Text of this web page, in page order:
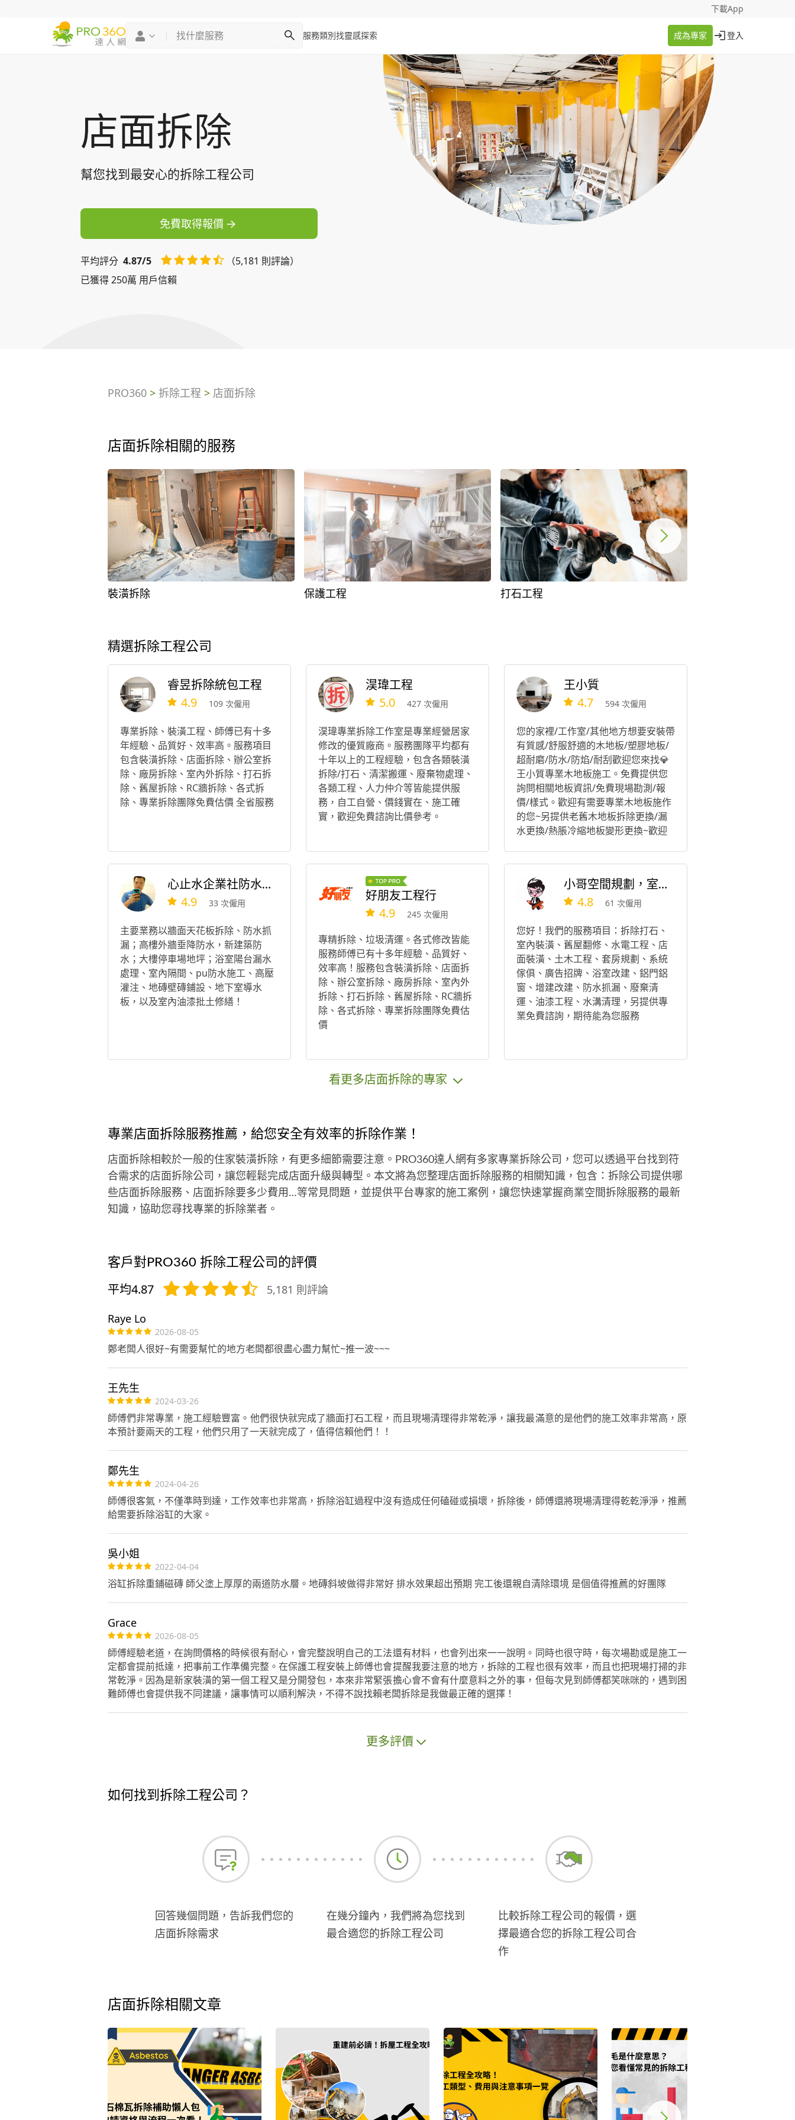
下載App
服務類別找靈感探索 成為專家 登入
成為專家
登入
店面拆除
幫您找到最安心的拆除工程公司
免費取得報價
平均評分 4.87/5
（5,181 則評論）
已獲得 250萬 用戶信賴
PRO360> 拆除工程 > 店面拆除
店面拆除相關的服務
裝潢拆除 保護工程 打石工程
精選拆除工程公司
睿昱拆除統包工程
4.9 109 次僱用
專業拆除、裝潢工程、師傅已有十多
年經驗、品質好、效率高。服務項目
包含裝潢拆除、店面拆除、辦公室拆
除、廠房拆除、室內外拆除、打石拆
除、舊屋拆除、RC牆拆除、各式拆
除、專業拆除團隊免費估價 全省服務
淏瑋工程
5.0 427 次僱用
淏瑋專業拆除工作室是專業經營居家
修改的優質廠商。服務團隊平均都有
十年以上的工程經驗，包含各類裝潢
拆除/打石、清潔搬運、廢棄物處理、
各類工程、人力仲介等皆能提供服
務，自工自營、價錢實在、施工確
實，歡迎免費諮詢比價參考。
王小質
4.7 594 次僱用
您的家裡/工作室/其他地方想要安裝帶
有質感/舒服舒適的木地板/塑膠地板/
超耐磨/防水/防焰/耐刮歡迎您來找💎
王小質專業木地板施工。免費提供您
詢問相關地板資訊/免費現場勘測/報
價/樣式。歡迎有需要專業木地板施作
的您~另提供老舊木地板拆除更換/漏
水更換/熱脹冷縮地板變形更換~歡迎
心止水企業社防水工程
4.9 33 次僱用
主要業務以牆面天花板拆除、防水抓
漏；高樓外牆垂降防水，新建築防
水；大樓停車場地坪；浴室陽台漏水
處理、室內隔間、pu防水施工、高壓
灌注、地磚壁磚鋪設、地下室導水
板，以及室內油漆批土修繕！
好朋友工程行
4.9 245 次僱用
專精拆除、垃圾清運。各式修改皆能
服務師傅已有十多年經驗、品質好、
效率高！服務包含裝潢拆除、店面拆
除、辦公室拆除、廠房拆除、室內外
拆除、打石拆除、舊屋拆除、RC牆拆
除、各式拆除、專業拆除團隊免費估
價
小哥空間規劃，室內設計裝修，老屋翻新，房屋醫生
4.8 61 次僱用
您好！我們的服務項目：拆除打石、
室內裝潢、舊屋翻修、水電工程、店
面裝潢、土木工程、套房規劃、系統
傢俱、廣告招牌、浴室改建、鋁門鋁
窗、增建改建、防水抓漏、廢棄清
運、油漆工程、水溝清理，另提供專
業免費諮詢，期待能為您服務
看更多店面拆除的專家
專業店面拆除服務推薦，給您安全有效率的拆除作業！
店面拆除相較於一般的住家裝潢拆除，有更多細節需要注意。PRO360達人網有多家專業拆除公司，您可以透過平台找到符
合需求的店面拆除公司，讓您輕鬆完成店面升級與轉型。本文將為您整理店面拆除服務的相關知識，包含：拆除公司提供哪
些店面拆除服務、店面拆除要多少費用…等常見問題，並提供平台專家的施工案例，讓您快速掌握商業空間拆除服務的最新
知識，協助您尋找專業的拆除業者。
客戶對PRO360 拆除工程公司的評價
平均4.87 5,181 則評論
Raye Lo
2026-08-05
鄭老闆人很好~有需要幫忙的地方老闆都很盡心盡力幫忙~推一波~~~
王先生
2024-03-26
師傅們非常專業，施工經驗豐富。他們很快就完成了牆面打石工程，而且現場清理得非常乾淨，讓我最滿意的是他們的施工效率非常高，原
本預計要兩天的工程，他們只用了一天就完成了，值得信賴他們！！
鄭先生
2024-04-26
師傅很客氣，不僅準時到達，工作效率也非常高，拆除浴缸過程中沒有造成任何磕碰或損壞，拆除後，師傅還將現場清理得乾乾淨淨，推薦
給需要拆除浴缸的大家。
吳小姐
2022-04-04
浴缸拆除重鋪磁磚 師父塗上厚厚的兩道防水層。地磚斜坡做得非常好 排水效果超出預期 完工後還親自清除環境 是個值得推薦的好團隊
Grace
2026-08-05
師傅經驗老道，在詢問價格的時候很有耐心，會完整說明自己的工法還有材料，也會列出來一一說明。同時也很守時，每次場勘或是施工一
定都會提前抵達，把事前工作準備完整。在保護工程安裝上師傅也會提醒我要注意的地方，拆除的工程也很有效率，而且也把現場打掃的非
常乾淨。因為是新家裝潢的第一個工程又是分開發包，本來非常緊張擔心會不會有什麼意料之外的事，但每次見到師傅都笑咪咪的，遇到困
難師傅也會提供我不同建議，讓事情可以順利解決，不得不說找賴老闆拆除是我做最正確的選擇！
更多評價
如何找到拆除工程公司？
回答幾個問題，告訴我們您的
店面拆除需求
在幾分鐘內，我們將為您找到
最合適您的拆除工程公司
比較拆除工程公司的報價，選
擇最適合您的拆除工程公司合
作
店面拆除相關文章